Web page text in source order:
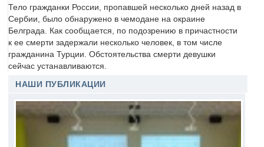
Тело гражданки России, пропавшей несколько дней назад в
Сербии, было обнаружено в чемодане на окраине
Белграда. Как сообщается, по подозрению в причастности
к ее смерти задержали несколько человек, в том числе
гражданина Турции. Обстоятельства смерти девушки
сейчас устанавливаются.
НАШИ ПУБЛИКАЦИИ